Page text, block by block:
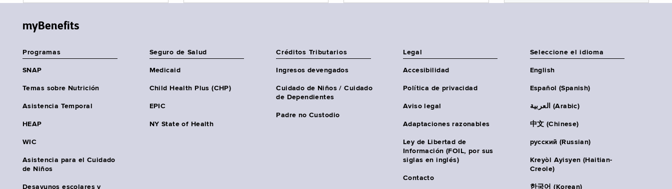
myBenefits
Programas
SNAP
Temas sobre Nutrición
Asistencia Temporal
HEAP
WIC
Asistencia para el Cuidado
de Niños
Desayunos escolares y
Seguro de Salud
Medicaid
Child Health Plus (CHP)
EPIC
NY State of Health
Créditos Tributarios
Ingresos devengados
Cuidado de Niños / Cuidado
de Dependientes
Padre no Custodio
Legal
Accesibilidad
Política de privacidad
Aviso legal
Adaptaciones razonables
Ley de Libertad de
Información (FOIL, por sus
siglas en inglés)
Contacto
Seleccione el idioma
English
Español (Spanish)
العربية (Arabic)
中文 (Chinese)
русский (Russian)
Kreyòl Ayisyen (Haitian-
Creole)
한국어 (Korean)